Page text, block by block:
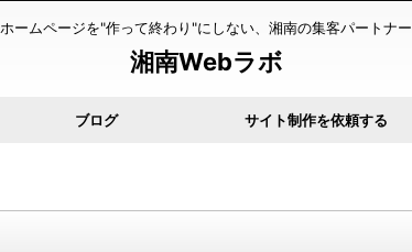
ホームページを"作って終わり"にしない、湘南の集客パートナー
湘南Webラボ
ブログ サイト制作を依頼する